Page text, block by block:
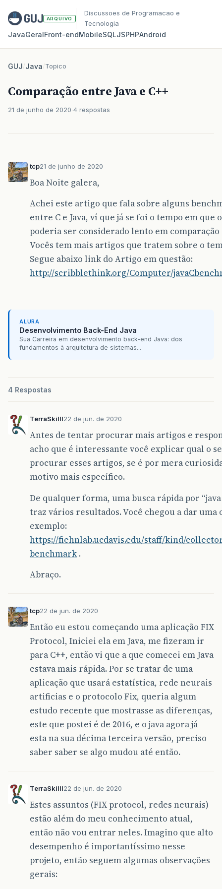
ARQUIVO
Discussoes de Programacao e
Tecnologia
JavaGeralFront‑endMobileSQLJSPHPAndroid
GUJ/Java/Topico
Comparação entre Java e C++
21 de junho de 2020 4 respostas
tcp21 de junho de 2020
Boa Noite galera,
Achei este artigo que fala sobre alguns
entre C e Java, ví que já se foi o tempo em que
poderia ser considerado lento em comparação
Vocês tem mais artigos que tratem sobre o
Segue abaixo link do Artigo em questão:
http://scribblethink.org/Computer/
ALURA
Desenvolvimento Back-End Java
Sua Carreira em desenvolvimento back-end Java: dos
fundamentos à arquitetura de sistemas...
4 Respostas
TerraSkilll22 de jun. de 2020
Antes de tentar procurar mais artigos e
acho que é interessante você explicar qual o
procurar esses artigos, se é por mera
motivo mais específico.
De qualquer forma, uma busca rápida por
traz vários resultados. Você chegou a dar uma
exemplo:
https://fiehnlab.ucdavis.edu/staff/kind/
benchmark .
Abraço.
tcp22 de jun. de 2020
Então eu estou começando uma aplicação FIX
Protocol, Iniciei ela em Java, me fizeram ir
para C++, então vi que a que comecei em Java
estava mais rápida. Por se tratar de uma
aplicação que usará estatística, rede neurais
artificias e o protocolo Fix, queria algum
estudo recente que mostrasse as diferenças,
este que postei é de 2016, e o java agora já
esta na sua décima terceira versão, preciso
saber saber se algo mudou até então.
TerraSkilll22 de jun. de 2020
Estes assuntos (FIX protocol, redes neurais)
estão além do meu conhecimento atual,
então não vou entrar neles. Imagino que alto
desempenho é importantíssimo nesse
projeto, então seguem algumas observações
gerais: